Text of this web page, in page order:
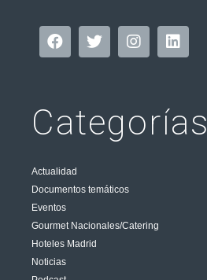
Categorías
Actualidad
Documentos temáticos
Eventos
Gourmet Nacionales/Catering
Hoteles Madrid
Noticias